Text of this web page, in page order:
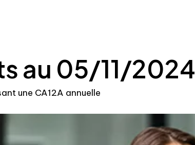
au 05/11/2024
une CA12A annuelle